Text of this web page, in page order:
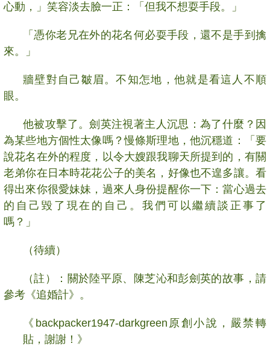
心動，」笑容淡去臉一正：「但我不想耍手段。」
「憑你老兄在外的花名何必耍手段，還不是手到擒
來。」
牆壁對自己皺眉。不知怎地，他就是看這人不順
眼。
他被攻擊了。劍英注視著主人沉思：為了什麼？因
為某些地方個性太像嗎？慢條斯理地，他沉穩道：「要
說花名在外的程度，以令大嫂跟我聊天所提到的，有關
老弟你在日本時花花公子的美名，好像也不遑多讓。看
得出來你很愛妹妹，過來人身份提醒你一下：當心過去
的自己毀了現在的自己。我們可以繼續談正事了
嗎？」
（待續）
（註）：關於陸平原、陳芝沁和彭劍英的故事，請
參考《追婚計》。
《 backpacker1947-darkgreen 原創小說，嚴禁轉
貼，謝謝！》